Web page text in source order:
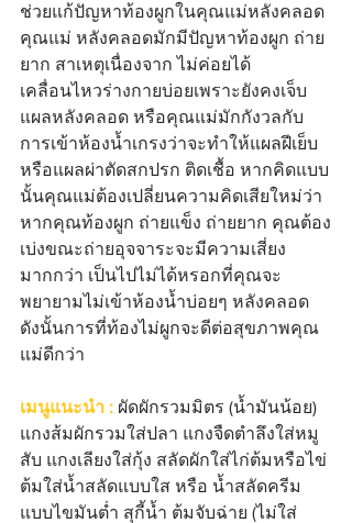
ช่วยแก้ปัญหาท้องผูกในคุณแม่หลังคลอด
คุณแม่ หลังคลอดมักมีปัญหาท้องผูก ถ่าย
ยาก สาเหตุเนื่องจาก ไม่ค่อยได้
เคลื่อนไหวร่างกายบ่อยเพราะยังคงเจ็บ
แผลหลังคลอด หรือคุณแม่มักกังวลกับ
การเข้าห้องน้ำเกรงว่าจะทำให้แผลฝีเย็บ
หรือแผลผ่าตัดสกปรก ติดเชื้อ หากคิดแบบ
นั้นคุณแม่ต้องเปลี่ยนความคิดเสียใหม่ว่า
หากคุณท้องผูก ถ่ายแข็ง ถ่ายยาก คุณต้อง
เบ่งขณะถ่ายอุจจาระจะมีความเสี่ยง
มากกว่า เป็นไปไม่ได้หรอกที่คุณจะ
พยายามไม่เข้าห้องน้ำบ่อยๆ หลังคลอด
ดังนั้นการที่ท้องไม่ผูกจะดีต่อสุขภาพคุณ
แม่ดีกว่า
เมนูแนะนำ : ผัดผักรวมมิตร (น้ำมันน้อย)
แกงส้มผักรวมใส่ปลา แกงจืดตำลึงใส่หมู
สับ แกงเลียงใส่กุ้ง สลัดผักใส่ไก่ต้มหรือไข่
ต้มใส่น้ำสลัดแบบใส หรือ น้ำสลัดครีม
แบบไขมันต่ำ สุกี้น้ำ ต้มจับฉ่าย (ไม่ใส่